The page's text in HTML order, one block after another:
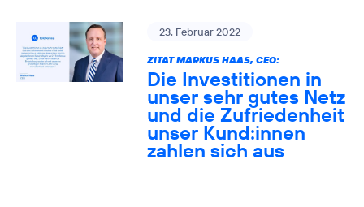
23. Februar 2022
ZITAT MARKUS HAAS, CEO:
Die Investitionen in
unser sehr gutes Netz
und die Zufriedenheit
unser Kund:innen
zahlen sich aus